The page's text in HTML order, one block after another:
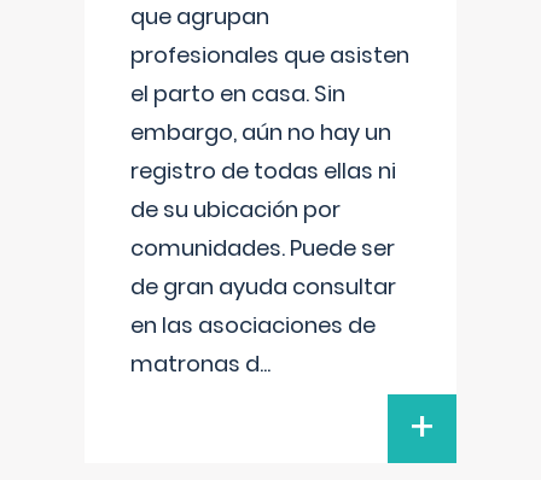
que agrupan
profesionales que asisten
el parto en casa. Sin
embargo, aún no hay un
registro de todas ellas ni
de su ubicación por
comunidades. Puede ser
de gran ayuda consultar
en las asociaciones de
matronas d...
+